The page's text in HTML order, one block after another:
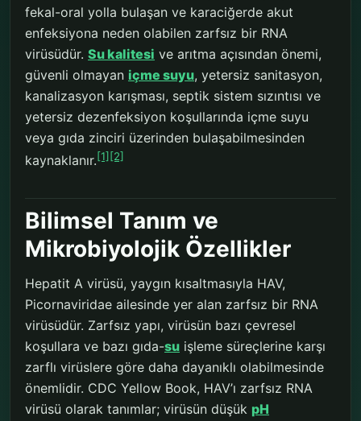
fekal-oral yolla bulaşan ve karaciğerde akut
enfeksiyona neden olabilen zarfsız bir RNA
virüsüdür. Su kalitesi ve arıtma açısından önemi,
güvenli olmayan içme suyu, yetersiz sanitasyon,
kanalizasyon karışması, septik sistem sızıntısı ve
yetersiz dezenfeksiyon koşullarında içme suyu
veya gıda zinciri üzerinden bulaşabilmesinden
kaynaklanır.[1] [2]
Bilimsel Tanım ve
Mikrobiyolojik Özellikler
Hepatit A virüsü, yaygın kısaltmasıyla HAV,
Picornaviridae ailesinde yer alan zarfsız bir RNA
virüsüdür. Zarfsız yapı, virüsün bazı çevresel
koşullara ve bazı gıda-su işleme süreçlerine karşı
zarflı virüslere göre daha dayanıklı olabilmesinde
önemlidir. CDC Yellow Book, HAV’ı zarfsız RNA
virüsü olarak tanımlar; virüsün düşük pH